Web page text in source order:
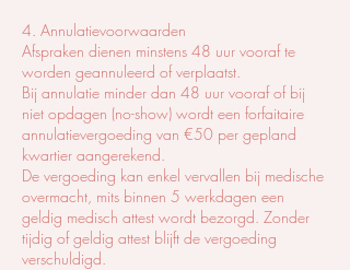
4. Annulatievoorwaarden
Afspraken dienen minstens 48 uur vooraf te
worden geannuleerd of verplaatst.
Bij annulatie minder dan 48 uur vooraf of bij
niet opdagen (no-show) wordt een forfaitaire
annulatievergoeding van €50 per gepland
kwartier aangerekend.
De vergoeding kan enkel vervallen bij medische
overmacht, mits binnen 5 werkdagen een
geldig medisch attest wordt bezorgd. Zonder
tijdig of geldig attest blijft de vergoeding
verschuldigd.